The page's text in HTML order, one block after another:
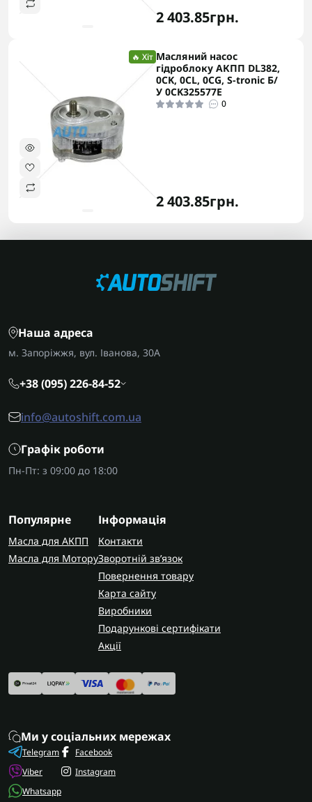
2 403.85грн.
🔥 Хіт Масляний насос
гідроблоку АКПП DL382,
0CK, 0CL, 0CG, S-tronic Б/
У 0CK325577E
0
2 403.85грн.
Наша адреса
м. Запоріжжя, вул. Іванова, 30А
+38 (095) 226-84-52
info@autoshift.com.ua
Графік роботи
Пн-Пт: з 09:00 до 18:00
Популярне
Масла для АКПП
Масла для Мотору
Інформація
Контакти
Зворотній зв’язок
Повернення товару
Карта сайту
Виробники
Подарункові сертифікати
Акції
Ми у соціальних мережах
Telegram
Viber
Whatsapp
Facebook
Instagram